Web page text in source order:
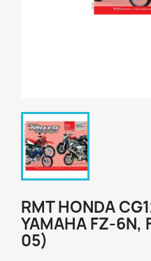
RMT HONDA
YAMAHA FZ-6N,
05)